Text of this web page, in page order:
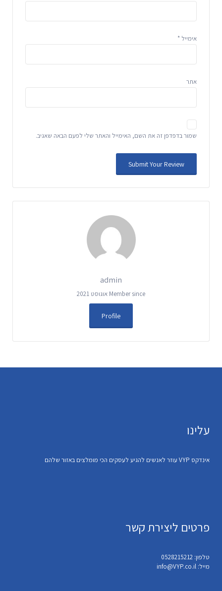
אימייל *
אתר
שמור בדפדפן זה את השם, האימייל והאתר שלי לפעם הבאה שאגיב.
admin
Member since אוגוסט 2021
Profile
עלינו
אינדקס VYP עוזר לאנשים להגיע לעסקים הכי מומלצים באזור שלהם
פרטים ליצירת קשר
טלפון: 0528215212
מייל: info@VYP.co.il